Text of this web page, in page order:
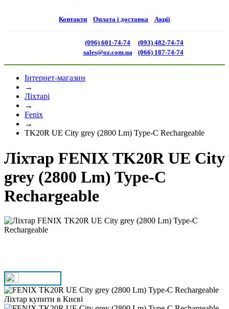
Контакти Оплата і доставка Акції
(096) 601-74-74
sales@oz.com.ua
(093) 482-74-74
(066) 187-74-74
Інтернет-магазин
→
Ліхтарі
→
Fenix
→
TK20R UE City grey (2800 Lm) Type-C Rechargeable
Ліхтар FENIX TK20R UE City
grey (2800 Lm) Type-C
Rechargeable